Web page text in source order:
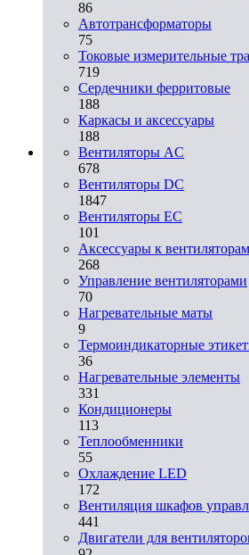
86
Автотрансформаторы
75
Токовые измерительные
719
Сердечники ферритовые
188
Каркасы и аксессуары
188
Вентиляторы AC
678
Вентиляторы DC
1847
Вентиляторы EC
101
Аксессуары к вентиляторам
268
Управление вентиляторами
70
Нагревательные маты
9
Термоиндикаторные
36
Нагревательные элементы
331
Кондиционеры
113
Теплообменники
55
Охлаждение LED
172
Вентиляция шкафов
441
Двигатели для